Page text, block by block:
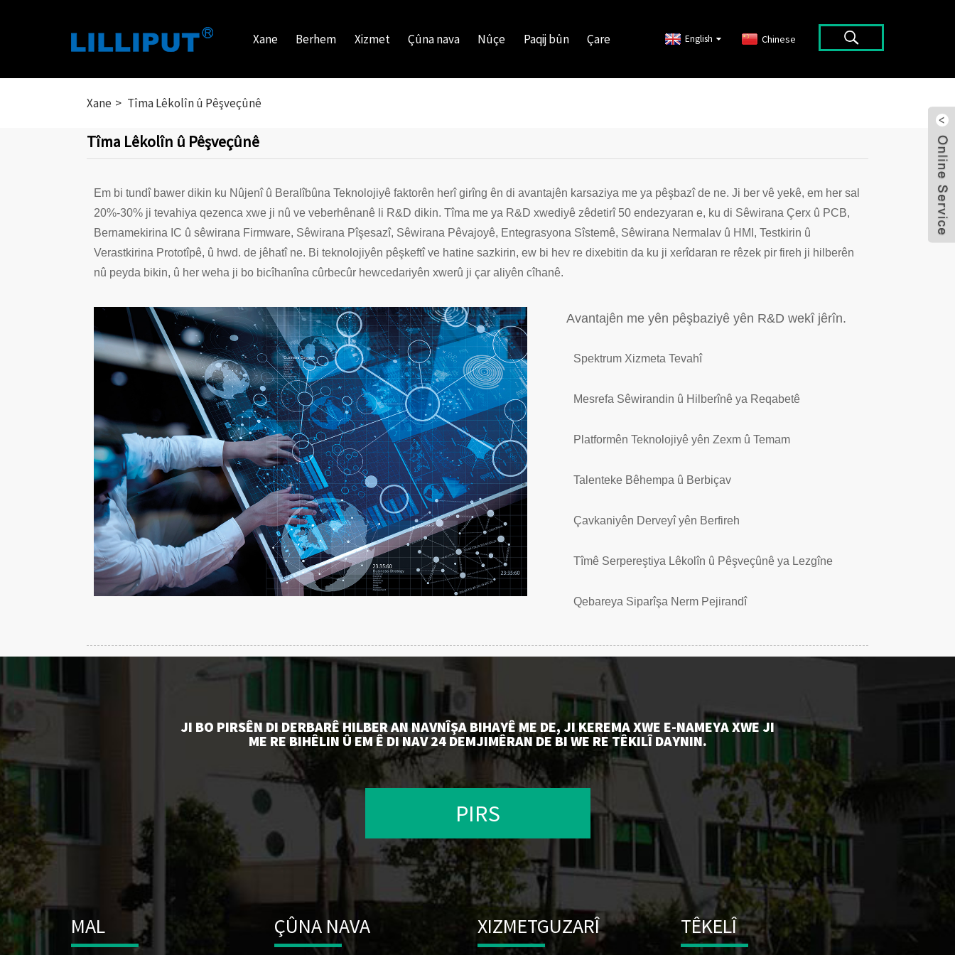
Xane Berhem Xizmet Çûna nava Nûçe Paqij bûn Çare English Chinese
Xane Tîma Lêkolîn û Pêşveçûnê
Tîma Lêkolîn û Pêşveçûnê
Em bi tundî bawer dikin ku Nûjenî û Beralîbûna Teknolojiyê faktorên herî girîng ên di avantajên karsaziya me ya pêşbazî de ne. Ji ber vê yekê, em her sal
20%-30% ji tevahiya qezenca xwe ji nû ve veberhênanê li R&D dikin. Tîma me ya R&D xwediyê zêdetirî 50 endezyaran e, ku di Sêwirana Çerx û PCB,
Bernamekirina IC û sêwirana Firmware, Sêwirana Pîşesazî, Sêwirana Pêvajoyê, Entegrasyona Sîstemê, Sêwirana Nermalav û HMI, Testkirin û
Verastkirina Prototîpê, û hwd. de jêhatî ne. Bi teknolojiyên pêşkeftî ve hatine sazkirin, ew bi hev re dixebitin da ku ji xerîdaran re rêzek pir fireh ji hilberên
nû peyda bikin, û her weha ji bo bicîhanîna cûrbecûr hewcedariyên xwerû ji çar aliyên cîhanê.
Avantajên me yên pêşbaziyê yên R&D wekî jêrîn.
Spektrum Xizmeta Tevahî
Mesrefa Sêwirandin û Hilberînê ya Reqabetê
Platformên Teknolojiyê yên Zexm û Temam
Talenteke Bêhempa û Berbiçav
Çavkaniyên Derveyî yên Berfireh
Tîmê Serpereştiya Lêkolîn û Pêşveçûnê ya Lezgîne
Qebareya Siparîşa Nerm Pejirandî
JI BO PIRSÊN DI DERBARÊ HILBER AN NAVNÎŞA BIHAYÊ ME DE, JI KEREMA XWE E-NAMEYA XWE JI
ME RE BIHÊLIN Û EM Ê DI NAV 24 DEMJIMÊRAN DE BI WE RE TÊKILÎ DAYNIN.
PIRS
MAL ÇÛNA NAVA XIZMETGUZARÎ TÊKELÎ